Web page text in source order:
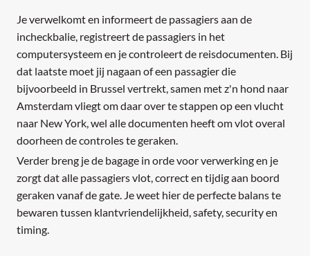
Je verwelkomt en informeert de passagiers aan de
incheckbalie, registreert de passagiers in het
computersysteem en je controleert de reisdocumenten. Bij
dat laatste moet jij nagaan of een passagier die
bijvoorbeeld in Brussel vertrekt, samen met z'n hond naar
Amsterdam vliegt om daar over te stappen op een vlucht
naar New York, wel alle documenten heeft om vlot overal
doorheen de controles te geraken.
Verder breng je de bagage in orde voor verwerking en je
zorgt dat alle passagiers vlot, correct en tijdig aan boord
geraken vanaf de gate. Je weet hier de perfecte balans te
bewaren tussen klantvriendelijkheid, safety, security en
timing.